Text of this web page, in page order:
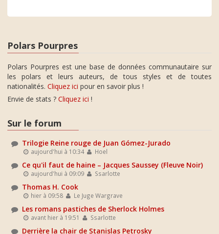
Polars Pourpres
Polars Pourpres est une base de données communautaire sur
les polars et leurs auteurs, de tous styles et de toutes
nationalités. Cliquez ici pour en savoir plus !
Envie de stats ? Cliquez ici !
Sur le forum
Trilogie Reine rouge de Juan Gómez-Jurado
aujourd'hui à 10:34 Hoel
Ce qu'il faut de haine – Jacques Saussey (Fleuve Noir)
aujourd'hui à 09:09 Ssarlotte
Thomas H. Cook
hier à 09:58 Le Juge Wargrave
Les romans pastiches de Sherlock Holmes
avant hier à 19:51 Ssarlotte
Derrière la chair de Stanislas Petrosky